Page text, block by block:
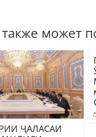
может
ҶАЛАСАИ